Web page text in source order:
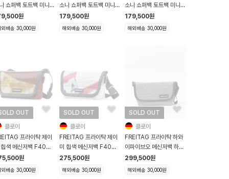
쇼퍼백 토트백 미니
Sonny 그레이 화
원
외배송 30,000원
소니 쇼퍼백 토트백 미니
F250 Sonny 그린
179,500원
해외배송 30,000원
소니 쇼퍼백 토트백 미니
F250 Sonny 그린 그레
이
179,500원
해외배송 30,000원
OUT
클로이
프라이탁 제이
색 메신저백 F40
레드 옐로우
원
외배송 30,000원
SOLD OUT
클로이
FREITAG 프라이탁 제이
미 힙색 메신저백 F40
Jamie 화이트 레드 전사
275,500원
해외배송 30,000원
SOLD OUT
클로이
FREITAG 프라이탁 하와
이파이브오 메신저백 하파
오 F41 Hawaii Five O
그레이
299,500원
해외배송 30,000원